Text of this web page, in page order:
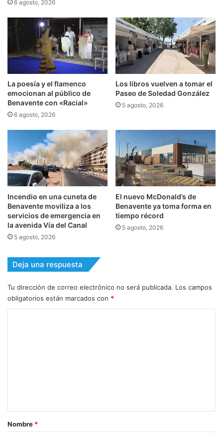
6 agosto, 2026
La poesía y el flamenco
emocionan al público de
Benavente con «Racial»
6 agosto, 2026
Los libros vuelven a tomar el
Paseo de Soledad González
5 agosto, 2026
Incendio en una cuneta de
Benavente moviliza a los
servicios de emergencia en
la avenida Vía del Canal
5 agosto, 2026
El nuevo McDonald’s de
Benavente ya toma forma en
tiempo récord
5 agosto, 2026
Deja una respuesta
Tu dirección de correo electrónico no será publicada. Los campos
obligatorios están marcados con *
rNombre *